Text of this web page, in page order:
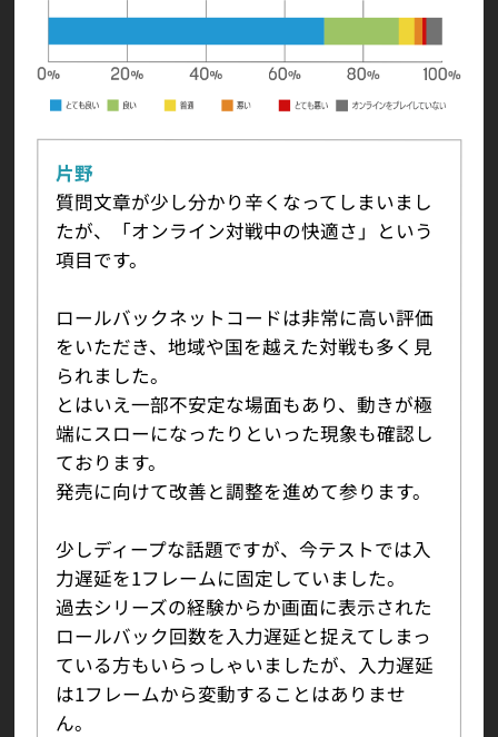
片野
質問文章が少し分かり辛くなってしまいまし
たが、「オンライン対戦中の快適さ」という
項目です。
ロールバックネットコードは非常に高い評価
をいただき、地域や国を越えた対戦も多く見
られました。
とはいえ一部不安定な場面もあり、動きが極
端にスローになったりといった現象も確認し
ております。
発売に向けて改善と調整を進めて参ります。
少しディープな話題ですが、今テストでは入
力遅延を1フレームに固定していました。
過去シリーズの経験からか画面に表示された
ロールバック回数を入力遅延と捉えてしまっ
ている方もいらっしゃいましたが、入力遅延
は1フレームから変動することはありませ
ん。